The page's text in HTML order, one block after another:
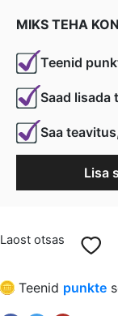
€ 1,29.
€ 0,97.
MIKS TEHA
Teenid
Saad
Saa
Lisa
Laost otsas
Teenid punkte